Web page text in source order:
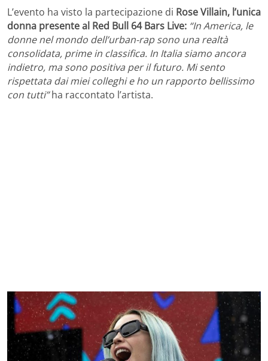
L’evento ha visto la partecipazione di Rose Villain, l’unica
donna presente al Red Bull 64 Bars Live: “In America, le
donne nel mondo dell’urban-rap sono una realtà
consolidata, prime in classifica. In Italia siamo ancora
indietro, ma sono positiva per il futuro. Mi sento
rispettata dai miei colleghi e ho un rapporto bellissimo
con tutti”ha raccontato l’artista.